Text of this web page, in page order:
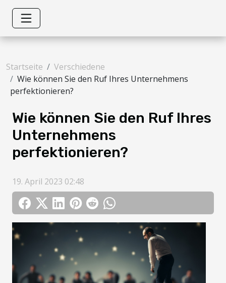
Startseite
Verschiedene
Wie können Sie den Ruf Ihres Unternehmens
perfektionieren?
Wie können Sie den Ruf Ihres
Unternehmens
perfektionieren?
19. April 2023 02:48